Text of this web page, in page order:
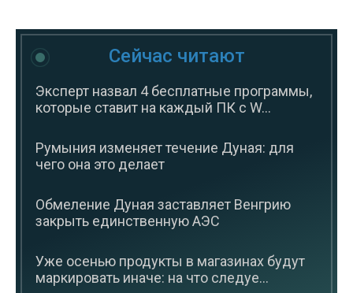
Сейчас читают
Эксперт назвал 4 бесплатные программы,
которые ставит на каждый ПК с W...
Румыния изменяет течение Дуная: для
чего она это делает
Обмеление Дуная заставляет Венгрию
закрыть единственную АЭС
Уже осенью продукты в магазинах будут
маркировать иначе: на что следуе...